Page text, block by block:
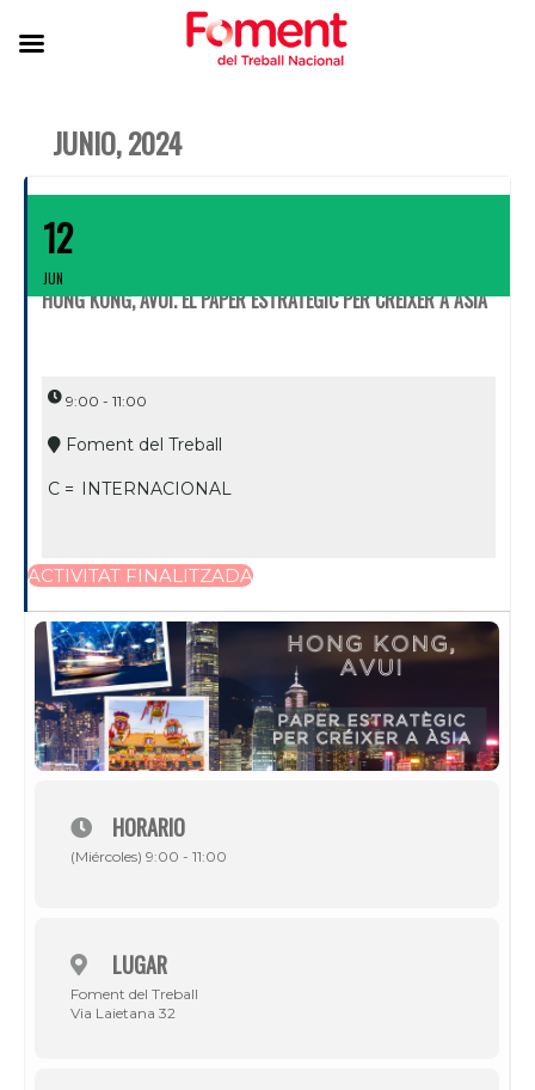
JUNIO, 2024
12
JUN
HONG KONG, AVUI. EL PAPER ESTRATÈGIC PER CRÉIXER A ÁSIA
9:00 - 11:00
Foment del Treball
C = INTERNACIONAL
ACTIVITAT FINALITZADA
HORARIO
(Miércoles) 9:00 - 11:00
LUGAR
Foment del Treball
Via Laietana 32